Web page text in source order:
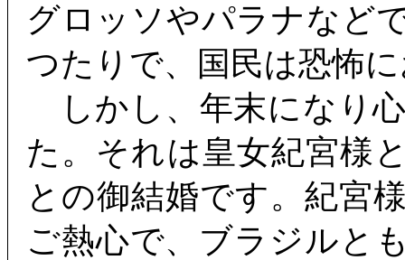
グロッソやパラナなど
つたりで、国民は恐怖
しかし、年末になり
た。それは皇女紀宮様
との御結婚です。紀宮
ご熱心で、ブラジルと